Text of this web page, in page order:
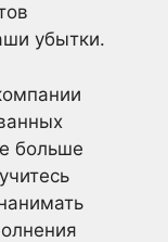
убытки.
больше